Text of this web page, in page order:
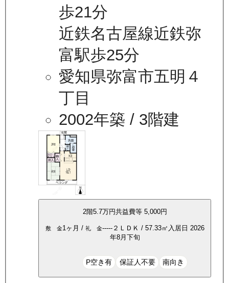
歩21分
近鉄名古屋線近鉄弥
富駅歩25分
愛知県弥富市五明４
丁目
2002年築 / 3階建
2階5.7万円共益費等 5,000円
敷 金1ヶ月 / 礼 金-----２ＬＤＫ / 57.33㎡ 入居日 2026
年8月下旬
P空き有 保証人不要 南向き